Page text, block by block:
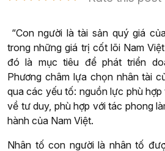
“Con người là tài sản quý giá
trong những giá trị cốt lõi Nam
đó là mục tiêu để phát triển
Phương châm lựa chọn nhân tài
qua các yếu tố: nguồn lực phù
về tư duy, phù hợp với tác phong
hành của Nam Việt.
Nhân tố con người là nhân tố